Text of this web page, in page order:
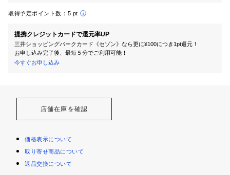
取得予定ポイント数： 5 pt
提携クレジットカードで還元率UP
三井ショッピングパークカード《セゾン》なら更に¥100につき1pt還元！
お申し込み完了後、最短５分でご利用可能！
今すぐお申し込み
店舗在庫を確認
価格表示について
取り寄せ商品について
返品交換について